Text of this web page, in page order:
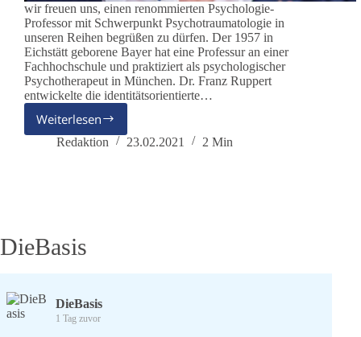
wir freuen uns, einen renommierten Psychologie-
Professor mit Schwerpunkt Psychotraumatologie in
unseren Reihen begrüßen zu dürfen. Der 1957 in
Eichstätt geborene Bayer hat eine Professur an einer
Fachhochschule und praktiziert als psychologischer
Psychotherapeut in München. Dr. Franz Ruppert
entwickelte die identitätsorientierte…
Weiterlesen
Herzlich
Willkommen
Redaktion 23.02.2021 2 Min
DieBasis
DieBasis
1 Tag zuvor